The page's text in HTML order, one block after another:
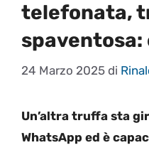
telefonata,
spaventosa:
24 Marzo 2025 di
Un’altra truffa sta
WhatsApp ed è